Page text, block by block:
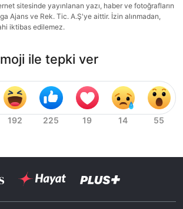
sitesinde yayınlanan yazı, haber ve fotoğrafların
Ajans ve Rek. Tic. A.Ş'ye aittir. İzin alınmadan,
iktibas edilemez.
ile tepki ver